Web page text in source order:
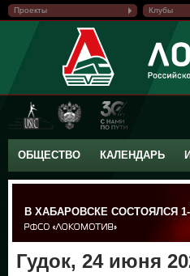
Проекты Клубы
ОБЩЕСТВО КАЛЕНДАРЬ
В ХАБАРОВСКЕ СОСТОЯЛСЯ
Гудок, 24 июня